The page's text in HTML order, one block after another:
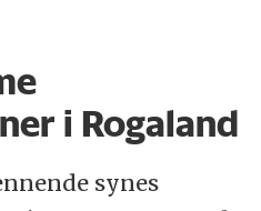
i Rogaland
synes